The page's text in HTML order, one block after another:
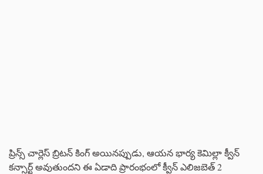
ప్రిన్స్ చార్లెస్ బ్రిటన్‌ కింగ్‌ అయినప్పుడు, ఆయన భార్య కెమిల్లా క్వీన్‌
కన్సార్ట్‌ అవుతుందని ఈ ఏడాది ప్రారంభంలో క్వీన్‌ ఎలిజబెత్‌ 2